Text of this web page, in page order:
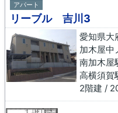
アパート
リーブル 吉川3
愛知県大
加木屋中
南加木屋
高横須賀
2階建 /